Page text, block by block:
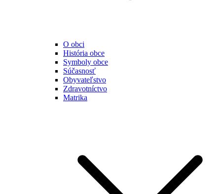
O obci
História obce
Symboly obce
Súčasnosť
Obyvateľstvo
Zdravotníctvo
Matrika